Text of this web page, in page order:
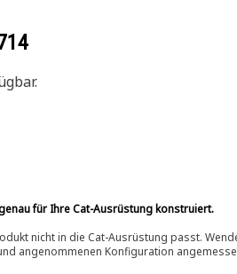
für Ihre Cat-Ausrüstung konstruiert.
nicht in die Cat-Ausrüstung passt.
angenommenen Konfiguration